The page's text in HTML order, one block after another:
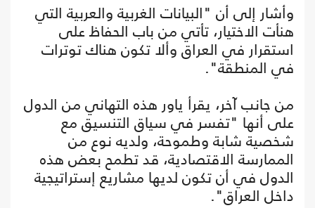
وأشار إلى أن "البيانات الغربية والعربية التي
هنأت الاختيار، تأتي من باب الحفاظ على
استقرار في العراق وألا تكون هناك توترات
في المنطقة".
من جانب آخر، يقرأ ياور هذه التهاني من الدول
على أنها "تفسر في سياق التنسيق مع
شخصية شابة وطموحة، ولديه نوع من
الممارسة الاقتصادية، قد تطمح بعض هذه
الدول في أن تكون لديها مشاريع إستراتيجية
داخل العراق".